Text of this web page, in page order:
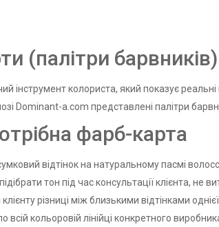
(палітри
інструмент колориста, який показує реальні
Dominant-a.com представлені палітри
фарб-карта
відтінок на натуральному пасмі
тон під час консультації клієнта, не
різниці між близькими відтінками
всій кольоровій лінійці конкретного